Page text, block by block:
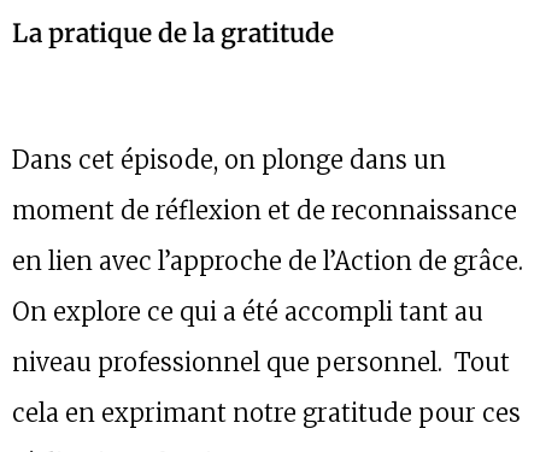
La pratique de la gratitude
Dans cet épisode, on plonge dans un
moment de réflexion et de reconnaissance
en lien avec l’approche de l’Action de grâce.
On explore ce qui a été accompli tant au
niveau professionnel que personnel. Tout
cela en exprimant notre gratitude pour ces